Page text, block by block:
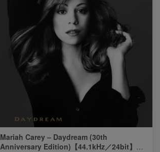
Mariah Carey – Daydream (30th
Anniversary Edition)【44.1kHz／24bit】美